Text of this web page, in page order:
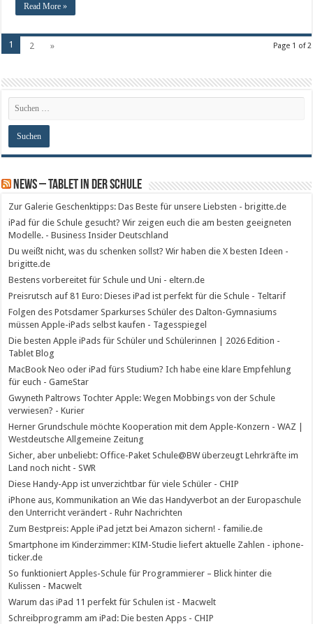
Read More »
Page 1 of 2
1 2 »
News – Tablet in der Schule
Zur Galerie Geschenktipps: Das Beste für unsere Liebsten - brigitte.de
iPad für die Schule gesucht? Wir zeigen euch die am besten geeigneten
Modelle. - Business Insider Deutschland
Du weißt nicht, was du schenken sollst? Wir haben die X besten Ideen -
brigitte.de
Bestens vorbereitet für Schule und Uni - eltern.de
Preisrutsch auf 81 Euro: Dieses iPad ist perfekt für die Schule - Teltarif
Folgen des Potsdamer Sparkurses Schüler des Dalton-Gymnasiums
müssen Apple-iPads selbst kaufen - Tagesspiegel
Die besten Apple iPads für Schüler und Schülerinnen | 2026 Edition -
Tablet Blog
MacBook Neo oder iPad fürs Studium? Ich habe eine klare Empfehlung
für euch - GameStar
Gwyneth Paltrows Tochter Apple: Wegen Mobbings von der Schule
verwiesen? - Kurier
Herner Grundschule möchte Kooperation mit dem Apple-Konzern - WAZ |
Westdeutsche Allgemeine Zeitung
Sicher, aber unbeliebt: Office-Paket Schule@BW überzeugt Lehrkräfte im
Land noch nicht - SWR
Diese Handy-App ist unverzichtbar für viele Schüler - CHIP
iPhone aus, Kommunikation an Wie das Handyverbot an der Europaschule
den Unterricht verändert - Ruhr Nachrichten
Zum Bestpreis: Apple iPad jetzt bei Amazon sichern! - familie.de
Smartphone im Kinderzimmer: KIM-Studie liefert aktuelle Zahlen - iphone-
ticker.de
So funktioniert Apples-Schule für Programmierer – Blick hinter die
Kulissen - Macwelt
Warum das iPad 11 perfekt für Schulen ist - Macwelt
Schreibprogramm am iPad: Die besten Apps - CHIP